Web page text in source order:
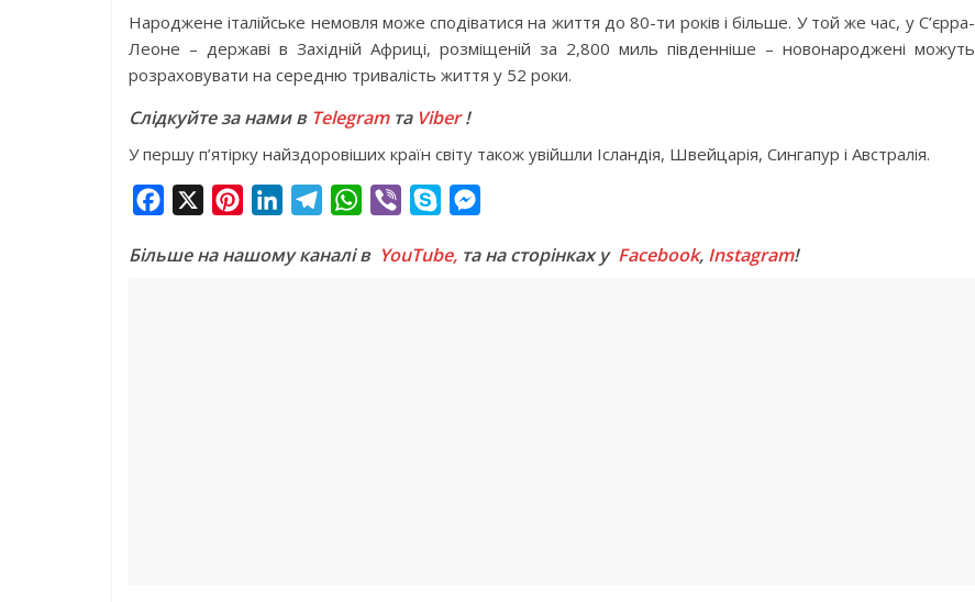
Народжене італійське немовля може сподіватися на життя до 80-ти років і більше. У той же час, у С’єрра-
Леоне – державі в Західній Африці, розміщеній за 2,800 миль південніше – новонароджені можуть
розраховувати на середню тривалість життя у 52 роки.
Слідкуйте за нами в Telegramта Viber!
У першу п’ятірку найздоровіших країн світу також увійшли Ісландія, Швейцарія, Сингапур і Австралія.
c
n
n
l
W
a
b
y
s
Більше на нашому каналі в YouTube, та на сторінках у Facebook, Instagram!